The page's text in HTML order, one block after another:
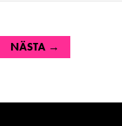
NÄSTA →